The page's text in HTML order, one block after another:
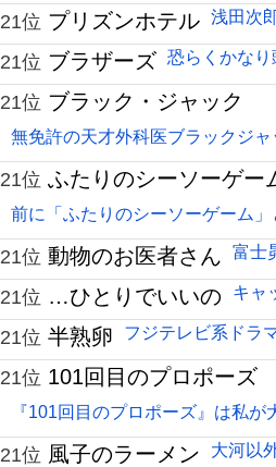
21位 プリズンホテル 浅田次
21位 ブラザーズ 恐らくかな
21位 ブラック・ジャック
無免許の天才外科医ブラックジ
21位 ふたりのシーソーゲー
前に「ふたりのシーソーゲーム
21位 動物のお医者さん 富士
21位 …ひとりでいいの キャ
21位 半熟卵 フジテレビ系ドラ
21位 101回目のプロポーズ
『101回目のプロポーズ』は私
21位 風子のラーメン 大河以